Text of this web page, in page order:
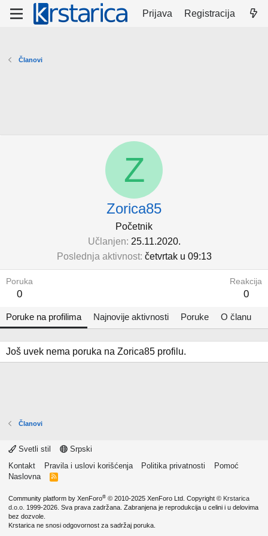
Prijava Registracija
Članovi
Z
Zorica85
Početnik
Učlanjen 25.11.2020.
Poslednja aktivnost četvrtak u 09:13
Poruka
0
Reakcija
0
Poruke na profilima Najnovije aktivnosti Poruke O članu
Još uvek nema poruka na Zorica85 profilu.
Članovi
Svetli stil
Srpski
Kontakt
Pravila i uslovi korišćenja Politika privatnosti
Pomoć
Naslovna
R
Community platform by XenForo® © 2010-2025 XenForo Ltd. Copyright © Krstarica
d.o.o. 1999-2026. Sva prava zadržana. Zabranjena je reprodukcija u celini i u delovima
bez dozvole.
Krstarica ne snosi odgovornost za sadržaj poruka.